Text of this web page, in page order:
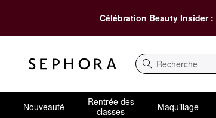
Célébration Beauty Insider :
Recherche
Nouveauté
Rentrée des
classes
Maquillage